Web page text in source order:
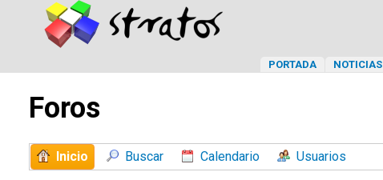
PORTADA NOTICIAS
Foros
Inicio Buscar Calendario Usuarios